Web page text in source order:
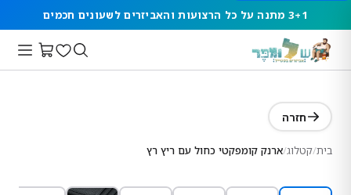
3+1 מתנה על כל הרצועות והאביזרים לשעונים חכמים
חזרה
בית/קטלוג/ארנק קומפקטי כחול עם ריץ רץ